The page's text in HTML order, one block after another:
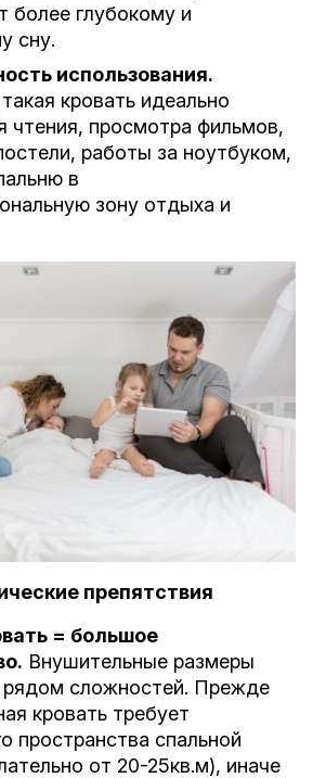
более глубокому и
сну.
использования.
кровать идеально
чтения, просмотра фильмов,
работы за ноутбуком,
в
зону отдыха и
препятствия
= большое
Внушительные размеры
сложностей. Прежде
кровать требует
пространства спальной
от 20-25кв.м), иначе